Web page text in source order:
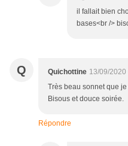
il fallait bien
bases<br />
Q Quichottine 13/09/2020
Très beau sonnet que
Bisous et douce soirée.
Répondre